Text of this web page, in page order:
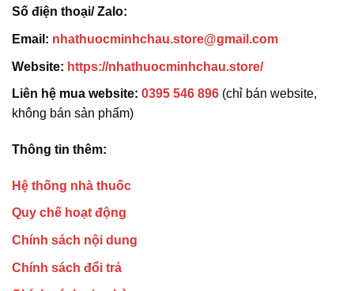
Số điện thoại/ Zalo:
Email: nhathuocminhchau.store@gmail.com
Website: https://nhathuocminhchau.store/
Liên hệ mua website: 0395 546 896 (chỉ bán website,
không bán sản phẩm)
Thông tin thêm:
Hệ thống nhà thuốc
Quy chế hoạt động
Chính sách nội dung
Chính sách đổi trả